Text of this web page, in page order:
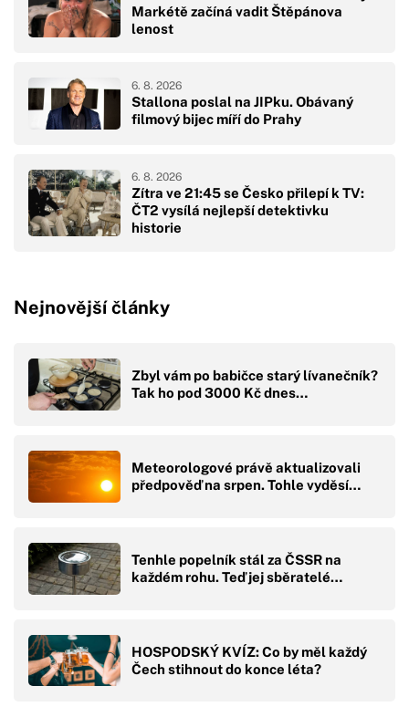
Markétě začíná vadit Štěpánova
lenost
Stallona poslal na JIPku. Obávaný
filmový bijec míří do Prahy
6. 8. 2026
Zítra ve 21:45 se Česko přilepí k TV:
ČT2 vysílá nejlepší detektivku
historie
6. 8. 2026
Nejnovější články
Zbyl vám po babičce starý lívanečník?
Tak ho pod 3000 Kč dnes…
Meteorologové právě aktualizovali
předpověď na srpen. Tohle vyděsí…
Tenhle popelník stál za ČSSR na
každém rohu. Teď jej sběratelé…
HOSPODSKÝ KVÍZ: Co by měl každý
Čech stihnout do konce léta?